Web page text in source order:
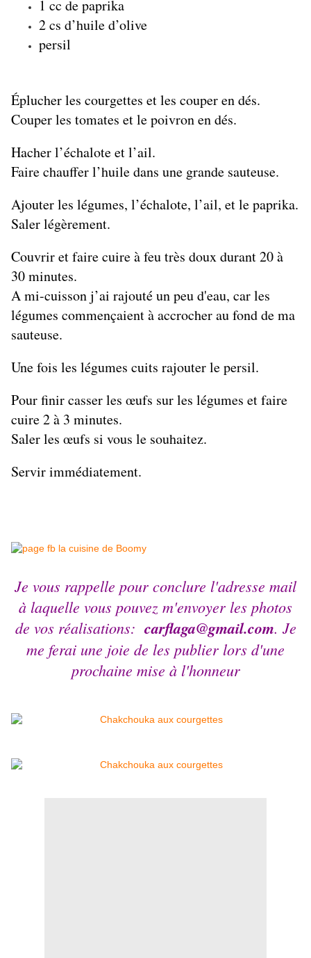
1 cc de paprika
2 cs d’huile d’olive
persil
Éplucher les courgettes et les couper en dés.
Couper les tomates et le poivron en dés.
Hacher l’échalote et l’ail.
Faire chauffer l’huile dans une grande sauteuse.
Ajouter les légumes, l’échalote, l’ail, et le paprika.
Saler légèrement.
Couvrir et faire cuire à feu très doux durant 20 à
30 minutes.
A mi-cuisson j’ai rajouté un peu d'eau, car les
légumes commençaient à accrocher au fond de ma
sauteuse.
Une fois les légumes cuits rajouter le persil.
Pour finir casser les œufs sur les légumes et faire
cuire 2 à 3 minutes.
Saler les œufs si vous le souhaitez.
Servir immédiatement.
Je vous rappelle pour conclure l'adresse mail
à laquelle vous pouvez m'envoyer les photos
de vos réalisations: carflaga@gmail.com. Je
me ferai une joie de les publier lors d'une
prochaine mise à l'honneur